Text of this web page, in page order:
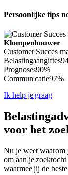
Persoonlijke tips
Klompenhouwer
Customer Succes
Belastingaangiftes
Prognoses90%
Communicatie97%
Ik help je graag
voor het
Nu je weet waarom
om aan je
waarmee jij de